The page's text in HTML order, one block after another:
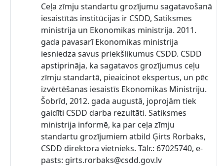
Ceļa zīmju standartu grozījumu sagatavošanā
iesaistītās institūcijas ir CSDD, Satiksmes
ministrija un Ekonomikas ministrija. 2011.
gada pavasarī Ekonomikas ministrija
iesniedza savus priekšlikumus CSDD. CSDD
apstiprināja, ka sagatavos grozījumus ceļu
zīmju standartā, pieaicinot ekspertus, un pēc
izvērtēšanas iesaistīs Ekonomikas Ministriju.
Šobrīd, 2012. gada augustā, joprojām tiek
gaidīti CSDD darba rezultāti. Satiksmes
ministrija informē, ka par ceļa zīmju
standartu grozījumiem atbild Ģirts Rorbaks,
CSDD direktora vietnieks. Tālr.: 67025740, e-
pasts: girts.rorbaks@csdd.gov.lv